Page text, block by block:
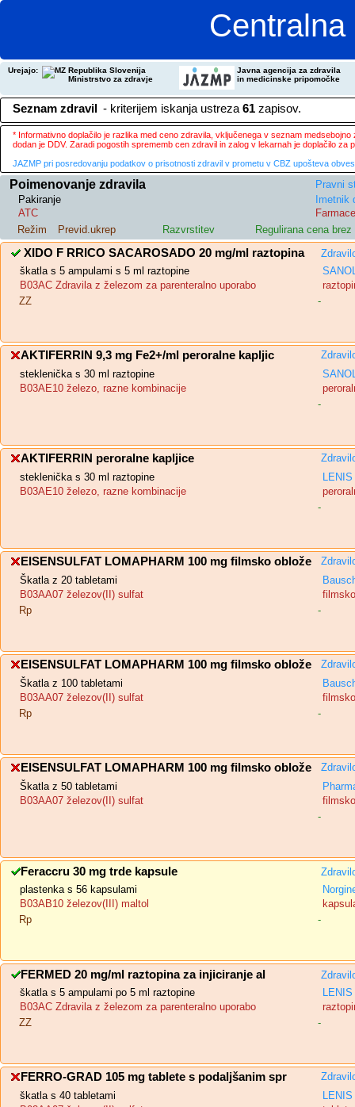
Urejajo:
Republika Slovenija
Ministrstvo za zdravje
Javna agencija za zdravila
in medicinske pripomočke
Seznam zdravil - kriterijem iskanja ustreza 61 zapisov.
* Informativno doplačilo je razlika med ceno zdravila, vključenega v seznam
dodan je DDV. Zaradi pogostih sprememb cen zdravil in zalog v lekarnah je doplačilo
JAZMP pri posredovanju podatkov o prisotnosti zdravil v prometu v CBZ upošteva
Poimenovanje zdravila
Pravni
Pakiranje
Imetnik
ATC
Režim
Previd.ukrep Razvrstitev Regulirana cena brez
XIDO F RRICO SACAROSADO 20 mg/ml raztopina
škatla s 5 ampulami s 5 ml raztopine
B03AC Zdravila z železom za parenteralno uporabo
ZZ
-
AKTIFERRIN 9,3 mg Fe2+/ml peroralne kapljic
steklenička s 30 ml raztopine
B03AE10 železo, razne kombinacije
-
AKTIFERRIN peroralne kapljice
steklenička s 30 ml raztopine
B03AE10 železo, razne kombinacije
-
EISENSULFAT LOMAPHARM 100 mg filmsko oblože
Škatla z 20 tabletami
B03AA07 železov(II) sulfat
Rp
-
EISENSULFAT LOMAPHARM 100 mg filmsko oblože
Škatla z 100 tabletami
B03AA07 železov(II) sulfat
Rp
-
EISENSULFAT LOMAPHARM 100 mg filmsko oblože
Škatla z 50 tabletami
B03AA07 železov(II) sulfat
-
Feraccru 30 mg trde kapsule
plastenka s 56 kapsulami
B03AB10 železov(III) maltol
Rp
-
FERMED 20 mg/ml raztopina za injiciranje al
škatla s 5 ampulami po 5 ml raztopine
B03AC Zdravila z železom za parenteralno uporabo
ZZ
-
FERRO-GRAD 105 mg tablete s podaljšanim spr
škatla s 40 tabletami